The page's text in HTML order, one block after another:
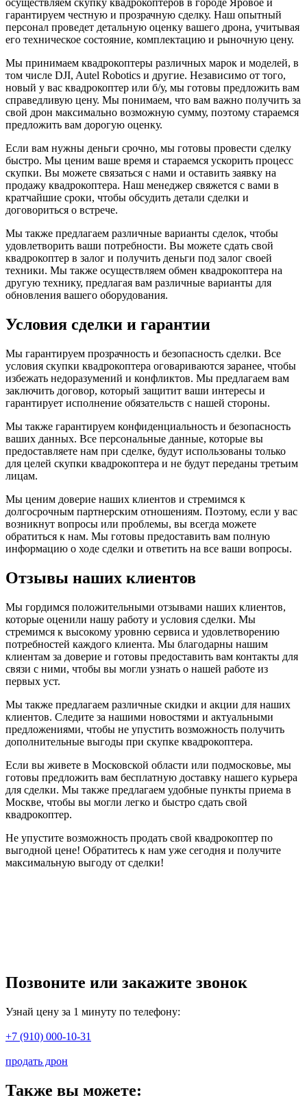
осуществляем скупку квадрокоптеров в городе Яровое и
гарантируем честную и прозрачную сделку. Наш опытный
персонал проведет детальную оценку вашего дрона, учитывая
его техническое состояние, комплектацию и рыночную цену.
Мы принимаем квадрокоптеры различных марок и моделей, в
том числе DJI, Autel Robotics и другие. Независимо от того,
новый у вас квадрокоптер или б/у, мы готовы предложить вам
справедливую цену. Мы понимаем, что вам важно получить за
свой дрон максимально возможную сумму, поэтому стараемся
предложить вам дорогую оценку.
Если вам нужны деньги срочно, мы готовы провести сделку
быстро. Мы ценим ваше время и стараемся ускорить процесс
скупки. Вы можете связаться с нами и оставить заявку на
продажу квадрокоптера. Наш менеджер свяжется с вами в
кратчайшие сроки, чтобы обсудить детали сделки и
договориться о встрече.
Мы также предлагаем различные варианты сделок, чтобы
удовлетворить ваши потребности. Вы можете сдать свой
квадрокоптер в залог и получить деньги под залог своей
техники. Мы также осуществляем обмен квадрокоптера на
другую технику, предлагая вам различные варианты для
обновления вашего оборудования.
Условия сделки и гарантии
Мы гарантируем прозрачность и безопасность сделки. Все
условия скупки квадрокоптера оговариваются заранее, чтобы
избежать недоразумений и конфликтов. Мы предлагаем вам
заключить договор, который защитит ваши интересы и
гарантирует исполнение обязательств с нашей стороны.
Мы также гарантируем конфиденциальность и безопасность
ваших данных. Все персональные данные, которые вы
предоставляете нам при сделке, будут использованы только
для целей скупки квадрокоптера и не будут переданы третьим
лицам.
Мы ценим доверие наших клиентов и стремимся к
долгосрочным партнерским отношениям. Поэтому, если у вас
возникнут вопросы или проблемы, вы всегда можете
обратиться к нам. Мы готовы предоставить вам полную
информацию о ходе сделки и ответить на все ваши вопросы.
Отзывы наших клиентов
Мы гордимся положительными отзывами наших клиентов,
которые оценили нашу работу и условия сделки. Мы
стремимся к высокому уровню сервиса и удовлетворению
потребностей каждого клиента. Мы благодарны нашим
клиентам за доверие и готовы предоставить вам контакты для
связи с ними, чтобы вы могли узнать о нашей работе из
первых уст.
Мы также предлагаем различные скидки и акции для наших
клиентов. Следите за нашими новостями и актуальными
предложениями, чтобы не упустить возможность получить
дополнительные выгоды при скупке квадрокоптера.
Если вы живете в Московской области или подмосковье, мы
готовы предложить вам бесплатную доставку нашего курьера
для сделки. Мы также предлагаем удобные пункты приема в
Москве, чтобы вы могли легко и быстро сдать свой
квадрокоптер.
Не упустите возможность продать свой квадрокоптер по
выгодной цене! Обратитесь к нам уже сегодня и получите
максимальную выгоду от сделки!
Позвоните или закажите звонок
Узнай цену за 1 минуту по телефону:
+7 (910) 000-10-31
продать дрон
Также вы можете: